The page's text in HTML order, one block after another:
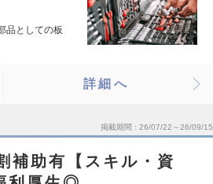
品としての板
詳細へ
掲載期間 26/07/22～26/09/15
補助有【スキル・資